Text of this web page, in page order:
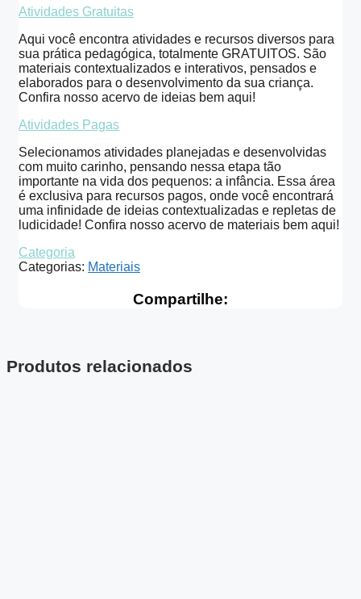
Atividades Gratuitas
Aqui você encontra atividades e recursos diversos para
sua prática pedagógica, totalmente GRATUITOS. São
materiais contextualizados e interativos, pensados e
elaborados para o desenvolvimento da sua criança.
Confira nosso acervo de ideias bem aqui!
Atividades Pagas
Selecionamos atividades planejadas e desenvolvidas
com muito carinho, pensando nessa etapa tão
importante na vida dos pequenos: a infância. Essa área
é exclusiva para recursos pagos, onde você encontrará
uma infinidade de ideias contextualizadas e repletas de
ludicidade! Confira nosso acervo de materiais bem aqui!
Categoria
Categorias: Materiais
Compartilhe:
Produtos relacionados